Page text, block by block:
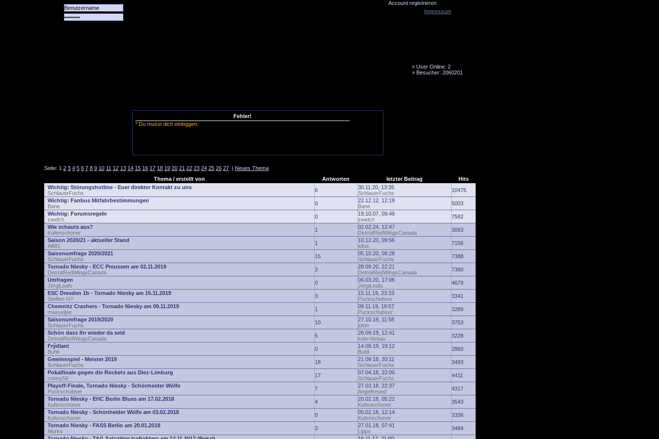
Account registrieren
» User Online: 2
» Besucher: 2060201
Fehler!
* Du musst dich einloggen.
Seite: 1 2 3 4 5 6 7 8 9 10 11 12 13 14 15 16 17 18 19 20 21 22 23 24 25 26 27 | Neues Thema
Thema / erstellt von
Antworten letzter Beitrag
Hits
Wichtig: Störungshotline - Euer direkter Kontakt zu uns
SchlauerFuchs
6
30.11.20, 13:35
SchlauerFuchs
10475
Wichtig: Fanbus Mitfahrbestimmungen
Bane
0
22.12.12, 12:19
Bane
5003
Wichtig: Forumsregeln
zwelch
0
19.10.07, 09:49
zwelch
7582
Wie schauts aus?
Kufenschoner
1
02.02.24, 12:47
DetroitRedWingsCanada
3093
Saison 2020/21 - aktueller Stand
Alfi81
1
10.12.20, 09:56
iofox
7156
Saisonumfrage 2020/2021
SchlauerFuchs
15
05.10.20, 08:28
SchlauerFuchs
7388
Tornado Niesky - ECC Preussen am 02.11.2019
DetroitRedWingsCanada
3
28.09.20, 22:21
DetroitRedWingsCanada
7360
Umfragen
JörgiLeafs
0
06.03.20, 17:06
JörgiLeafs
4679
ESC Dresden 1b - Tornado Niesky am 15.11.2019
Steffen-NY
3
15.11.19, 23:33
Puckschubser
3341
Chemnitz Crashers - Tornado Niesky am 09.11.2019
masseljoe
1
09.11.19, 19:57
Puckschubser
3289
Saisonumfrage 2019/2020
SchlauerFuchs
10
27.10.19, 11:58
joker
3753
Schön dass Ihr wieder da seid
DetroitRedWingsCanada
5
26.09.19, 12:41
kein-niveau
3228
Frýdlant
Buhli
0
14.09.19, 19:12
Buhli
2860
Gewinnspiel - Meister 2019
SchlauerFuchs
18
21.09.18, 20:11
SchlauerFuchs
3493
Pokalfinale gegen die Rockets aus Diez-Limburg
conny59
17
07.04.18, 22:00
SchlauerFuchs
4411
Playoff-Finale, Tornado Niesky - Schönheider Wölfe
Puckschubser
7
27.03.18, 22:37
Angelfreund
4317
Tornado Niesky - EHC Berlin Blues am 17.02.2018
Kufenschoner
4
20.02.18, 05:22
Kufenschoner
3543
Tornado Niesky - Schönheider Wölfe am 03.02.2018
Kufenschoner
0
05.02.18, 12:14
Kufenschoner
3336
Tornado Niesky - FASS Berlin am 20.01.2018
Murks
3
27.01.18, 07:41
Lippe
3484
Impressum